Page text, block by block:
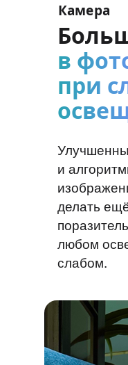
Камера
в
при
и
делать
любом
слабом.